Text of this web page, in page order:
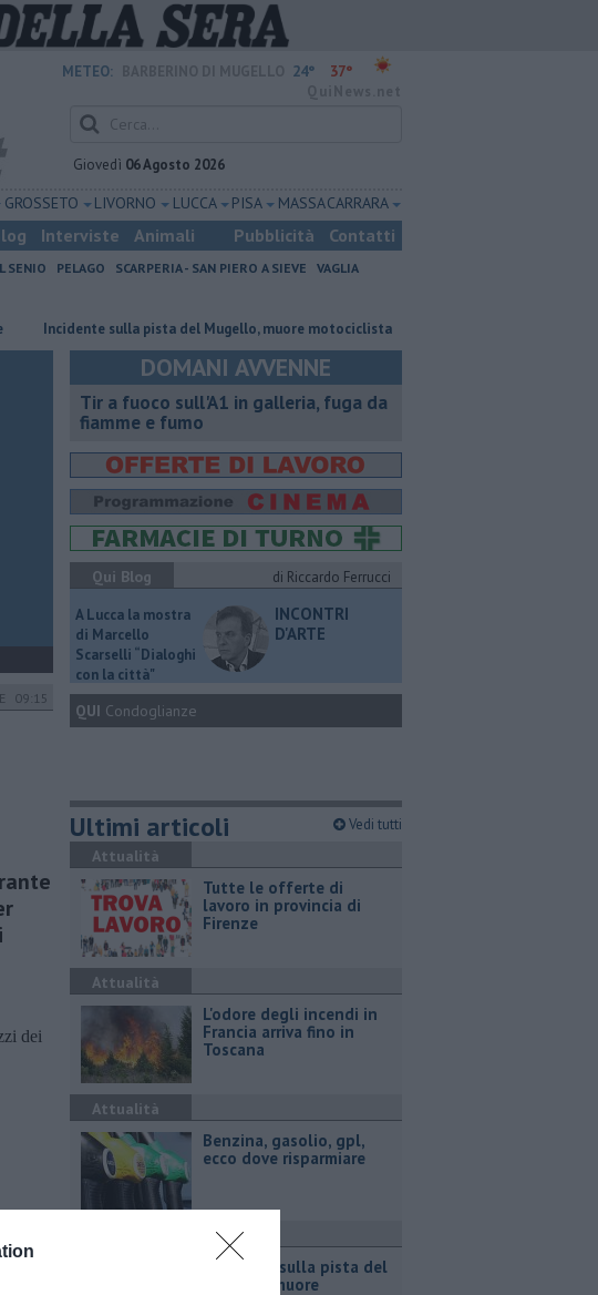
METEO: 24° 37°
Giovedì 06 Agosto 2026
GROSSETO LIVORNO LUCCA PISA MASSA CARRARA
Interviste Animali Pubblicità Contatti
SENIO PELAGO SCARPERIA - SAN PIERO A SIEVE
VAGLIA
sulla pista del Mugello, muore motociclista ​Tutte le offerte di lavoro in
09:15
dei
DOMANI AVVENNE
Tir a fuoco sull'A1 in galleria, fuga da
fiamme e fumo
Qui Blog
di Riccardo Ferrucci
A Lucca la mostra
di Marcello
Scarselli “Dialoghi
con la città"
INCONTRI
D'ARTE
QUI Condoglianze
Ultimi articoli Vedi tutti
Attualità
​Tutte le offerte di
lavoro in provincia di
Firenze
Attualità
L'odore degli incendi in
Francia arriva fino in
Toscana
Attualità
​Benzina, gasolio, gpl,
ecco dove risparmiare
Incidente sulla pista del
Mugello, muore